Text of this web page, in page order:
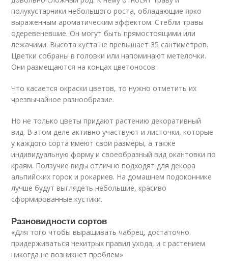
полукустарники небольшого роста, обладающие ярко
выраженным ароматическим эффектом. Стебли травы
одеревеневшие. Он могут быть прямостоящими или
лежачими. Высота куста не превышает 35 сантиметров.
Цветки собраны в головки или напоминают метелочки.
Они размещаются на концах цветоносов.
Что касается окраски цветов, то нужно отметить их
чрезвычайное разнообразие.
Но не только цветы придают растению декоративный
вид. В этом деле активно участвуют и листочки, которые
у каждого сорта имеют свои размеры, а также
индивидуальную форму и своеобразный вид окантовки по
краям. Ползучие виды отлично подходят для декора
альпийских горок и рокариев. На домашнем подоконнике
лучше будут выглядеть небольшие, красиво
сформированные кустики.
Разновидности сортов
«Для того чтобы выращивать чабрец, достаточно
придерживаться нехитрых правил ухода, и с растением
никогда не возникнет проблем»